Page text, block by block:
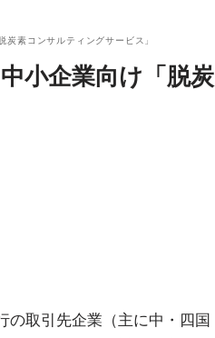
素コンサルティングサービス」
小企業向け「脱炭
の取引先企業（主に中・四国